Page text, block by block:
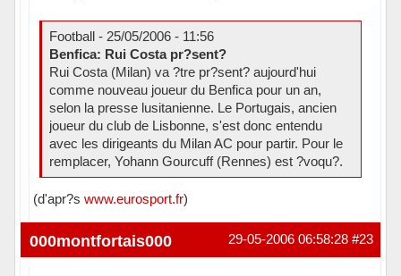
Football - 25/05/2006 - 11:56
Benfica: Rui Costa pr?sent?
Rui Costa (Milan) va ?tre pr?sent? aujourd'hui
comme nouveau joueur du Benfica pour un an,
selon la presse lusitanienne. Le Portugais, ancien
joueur du club de Lisbonne, s'est donc entendu
avec les dirigeants du Milan AC pour partir. Pour le
remplacer, Yohann Gourcuff (Rennes) est ?voqu?.
(d'apr?s www.eurosport.fr)
Hors ligne #23
29-05-2006 06:58:28
000montfortais000